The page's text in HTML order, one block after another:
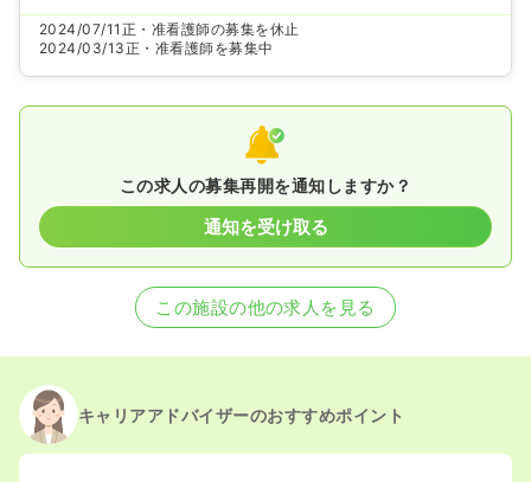
2024/07/11 正・准看護師の募集を休止
2024/03/13正・准看護師を募集中
この求人の募集再開を通知しますか？
通知を受け取る
この施設の他の求人を見る
キャリアアドバイザーのおすすめポイント